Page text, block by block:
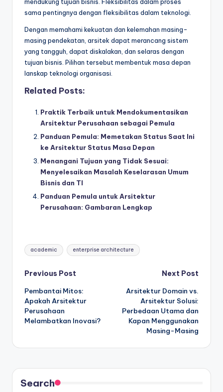
sama pentingnya dengan fleksibilitas dalam teknologi.
Dengan memahami kekuatan dan kelemahan masing-
masing pendekatan, arsitek dapat merancang sistem
yang tangguh, dapat diskalakan, dan selaras dengan
tujuan bisnis. Pilihan tersebut membentuk masa depan
lanskap teknologi organisasi.
Related Posts:
Praktik Terbaik untuk Mendokumentasikan
Arsitektur Perusahaan sebagai Pemula
Panduan Pemula: Memetakan Status Saat Ini
ke Arsitektur Status Masa Depan
Menangani Tujuan yang Tidak Sesuai:
Menyelesaikan Masalah Keselarasan Umum
Bisnis dan TI
Panduan Pemula untuk Arsitektur
Perusahaan: Gambaran Lengkap
Tags:
academic enterprise architecture
Post
navigation
Previous Post
Pembantai Mitos:
Apakah Arsitektur
Perusahaan
Melambatkan Inovasi?
Next Post
Arsitektur Domain vs.
Arsitektur Solusi:
Perbedaan Utama dan
Kapan Menggunakan
Masing-Masing
Search